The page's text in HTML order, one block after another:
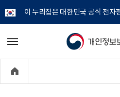
이 누리집은 대한민국 공식 전자
개
정
메
기